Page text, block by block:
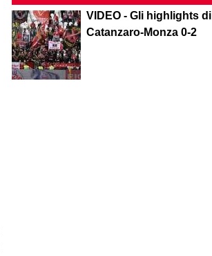
VIDEO - Gli highlights di
Catanzaro-Monza 0-2